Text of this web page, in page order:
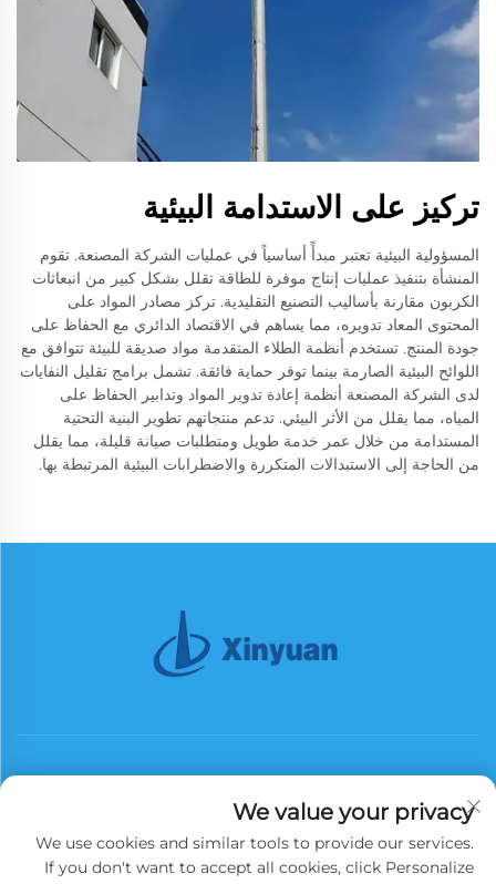
تركيز على الاستدامة البيئية
المسؤولية البيئية تعتبر مبدأً أساسياً في عمليات الشركة المصنعة. تقوم
المنشأة بتنفيذ عمليات إنتاج موفرة للطاقة تقلل بشكل كبير من انبعاثات
الكربون مقارنة بأساليب التصنيع التقليدية. تركز مصادر المواد على
المحتوى المعاد تدويره، مما يساهم في الاقتصاد الدائري مع الحفاظ على
جودة المنتج. تستخدم أنظمة الطلاء المتقدمة مواد صديقة للبيئة تتوافق مع
اللوائح البيئية الصارمة بينما توفر حماية فائقة. تشمل برامج تقليل النفايات
لدى الشركة المصنعة أنظمة إعادة تدوير المواد وتدابير الحفاظ على
المياه، مما يقلل من الأثر البيئي. تدعم منتجاتهم تطوير البنية التحتية
المستدامة من خلال عمر خدمة طويل ومتطلبات صيانة قليلة، مما يقلل
من الحاجة إلى الاستبدالات المتكررة والاضطرابات البيئية المرتبطة بها.
اشترك
We value your privacy
We use cookies and similar tools to provide our services.
If you don't want to accept all cookies, click Personalize